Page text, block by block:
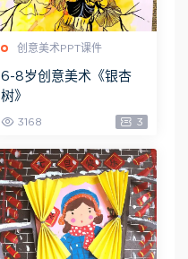
创意美术PPT课件
6-8岁创意美术《银杏
树》
3168 3